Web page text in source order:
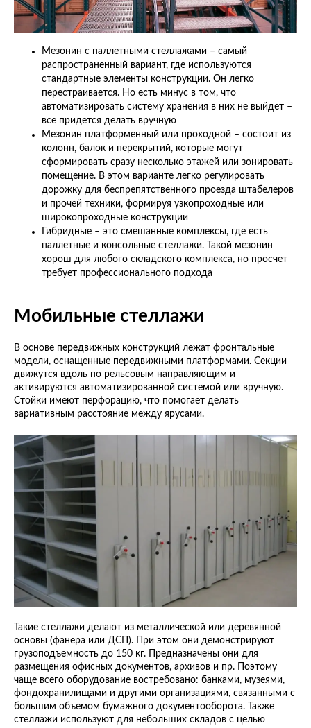
Мезонин с паллетными стеллажами – самый
распространенный вариант, где используются
стандартные элементы конструкции. Он легко
перестраивается. Но есть минус в том, что
автоматизировать систему хранения в них не выйдет –
все придется делать вручную
Мезонин платформенный или проходной – состоит из
колонн, балок и перекрытий, которые могут
сформировать сразу несколько этажей или зонировать
помещение. В этом варианте легко регулировать
дорожку для беспрепятственного проезда штабелеров
и прочей техники, формируя узкопроходные или
широкопроходные конструкции
Гибридные – это смешанные комплексы, где есть
паллетные и консольные стеллажи. Такой мезонин
хорош для любого складского комплекса, но просчет
требует профессионального подхода
Мобильные стеллажи
В основе передвижных конструкций лежат фронтальные
модели, оснащенные передвижными платформами. Секции
движутся вдоль по рельсовым направляющим и
активируются автоматизированной системой или вручную.
Стойки имеют перфорацию, что помогает делать
вариативным расстояние между ярусами.
Такие стеллажи делают из металлической или деревянной
основы (фанера или ДСП). При этом они демонстрируют
грузоподъемность до 150 кг. Предназначены они для
размещения офисных документов, архивов и пр. Поэтому
чаще всего оборудование востребовано: банками, музеями,
фондохранилищами и другими организациями, связанными с
большим объемом бумажного документооборота. Также
стеллажи используют для небольших складов с целью